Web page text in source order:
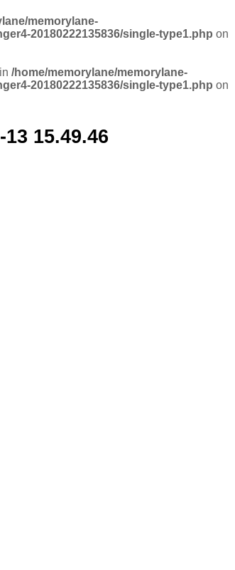
memorylane-
20180222135836/single-type1.php on
/home/memorylane/memorylane-
20180222135836/single-type1.php on
15.49.46